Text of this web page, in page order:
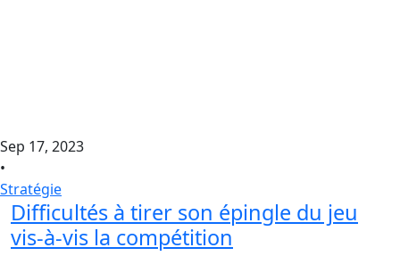
Sep 17, 2023
•
Stratégie
Difficultés à tirer son épingle du jeu
vis-à-vis la compétition